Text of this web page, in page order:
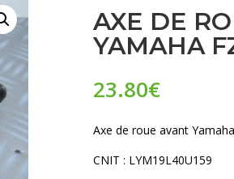
AXE DE
YAMAHA
23.80€
Axe de roue avant
CNIT : LYM19L40U159